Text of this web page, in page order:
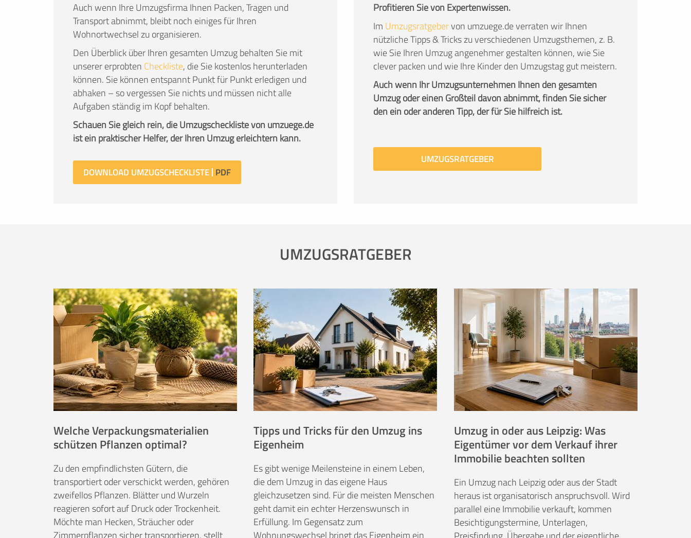
Auch wenn Ihre Umzugsfirma Ihnen Packen, Tragen und
Transport abnimmt, bleibt noch einiges für Ihren
Wohnortwechsel zu organisieren.
Den Überblick über Ihren gesamten Umzug behalten Sie mit
unserer erprobten Checkliste, die Sie kostenlos herunterladen
können. Sie können entspannt Punkt für Punkt erledigen und
abhaken – so vergessen Sie nichts und müssen nicht alle
Aufgaben ständig im Kopf behalten.
Schauen Sie gleich rein, die Umzugscheckliste von umzuege.de
ist ein praktischer Helfer, der Ihren Umzug erleichtern kann.
DOWNLOAD UMZUGSCHECKLISTE
Profitieren Sie von Expertenwissen.
Im Umzugsratgebervon umzuege.de verraten wir Ihnen
nützliche Tipps & Tricks zu verschiedenen Umzugsthemen, z. B.
wie Sie Ihren Umzug angenehmer gestalten können, wie Sie
clever packen und wie Ihre Kinder den Umzugstag gut meistern.
Auch wenn Ihr Umzugsunternehmen Ihnen den gesamten
Umzug oder einen Großteil davon abnimmt, finden Sie sicher
den ein oder anderen Tipp, der für Sie hilfreich ist.
UMZUGSRATGEBER
UMZUGSRATGEBER
Welche Verpackungsmaterialien
schützen Pflanzen optimal?
Zu den empfindlichsten Gütern, die
transportiert oder verschickt werden, gehören
zweifellos Pflanzen. Blätter und Wurzeln
reagieren sofort auf Druck oder Trockenheit.
Möchte man Hecken, Sträucher oder
Zimmerpflanzen sicher transportieren, stellt
Tipps und Tricks für den Umzug ins
Eigenheim
Es gibt wenige Meilensteine in einem Leben,
die dem Umzug in das eigene Haus
gleichzusetzen sind. Für die meisten Menschen
geht damit ein echter Herzenswunsch in
Erfüllung. Im Gegensatz zum
Wohnungswechsel bringt das Eigenheim ein
Umzug in oder aus Leipzig: Was
Eigentümer vor dem Verkauf ihrer
Immobilie beachten sollten
Ein Umzug nach Leipzig oder aus der Stadt
heraus ist organisatorisch anspruchsvoll. Wird
parallel eine Immobilie verkauft, kommen
Besichtigungstermine, Unterlagen,